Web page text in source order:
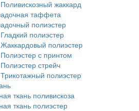
Поливискозный жаккард
таффета
полиэстер
Гладкий полиэстер
Жаккардовый полиэстер
Полиэстер с принтом
Полиэстер стрейч
Трикотажный полиэстер
ткань поливискоза
ткань полиэстер